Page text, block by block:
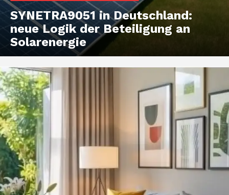
SYNETRA9051 in Deutschland:
neue Logik der Beteiligung an
Solarenergie